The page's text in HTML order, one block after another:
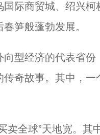
际商贸城、绍兴
笋般蓬勃发展。
经济的代表省份
奇故事。其中，一
全球”天地宽。其